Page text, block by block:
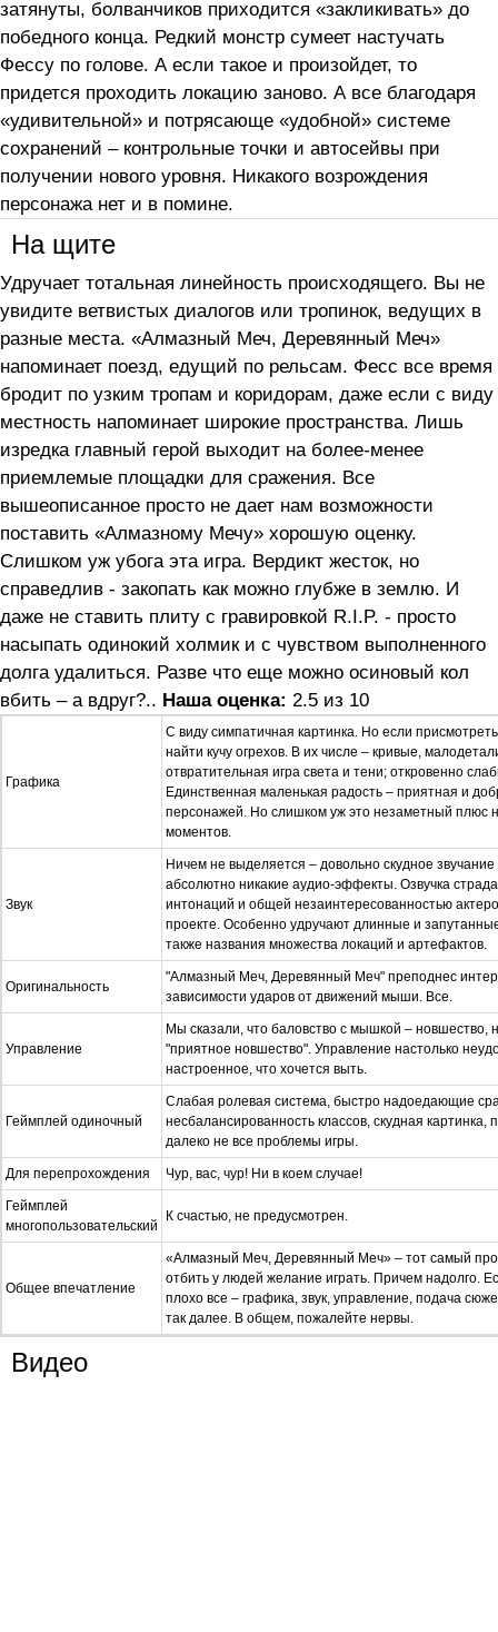
затянуты, болванчиков приходится «закликивать» до
победного конца. Редкий монстр сумеет настучать
Фессу по голове. А если такое и произойдет, то
придется проходить локацию заново. А все благодаря
«удивительной» и потрясающе «удобной» системе
сохранений – контрольные точки и автосейвы при
получении нового уровня. Никакого возрождения
персонажа нет и в помине.
На щите
Удручает тотальная линейность происходящего. Вы не
увидите ветвистых диалогов или тропинок, ведущих в
разные места. «Алмазный Меч, Деревянный Меч»
напоминает поезд, едущий по рельсам. Фесс все время
бродит по узким тропам и коридорам, даже если с виду
местность напоминает широкие пространства. Лишь
изредка главный герой выходит на более-менее
приемлемые площадки для сражения. Все
вышеописанное просто не дает нам возможности
поставить «Алмазному Мечу» хорошую оценку.
Слишком уж убога эта игра. Вердикт жесток, но
справедлив - закопать как можно глубже в землю. И
даже не ставить плиту с гравировкой R.I.P. - просто
насыпать одинокий холмик и с чувством выполненного
долга удалиться. Разве что еще можно осиновый кол
вбить – а вдруг?.. Наша оценка: 2.5 из 10
Графика
С виду симпатичная картинка. Но если
найти кучу огрехов. В их числе – кривые,
отвратительная игра света и тени; откровенно
Единственная маленькая радость – приятная и
персонажей. Но слишком уж это незаметный плюс
моментов.
Звук
Ничем не выделяется – довольно скудное
абсолютно никакие аудио-эффекты. Озвучка
интонаций и общей незаинтересованностью
проекте. Особенно удручают длинные и
также названия множества локаций и артефактов.
Оригинальность
"Алмазный Меч, Деревянный Меч" преподнес
зависимости ударов от движений мыши. Все.
Управление
Мы сказали, что баловство с мышкой – новшество,
"приятное новшество". Управление настолько
настроенное, что хочется выть.
Геймплей одиночный
Слабая ролевая система, быстро надоедающие
несбалансированность классов, скудная картинка,
далеко не все проблемы игры.
Для перепрохождения Чур, вас, чур! Ни в коем случае!
Геймплей
многопользовательский
К счастью, не предусмотрен.
Общее впечатление
«Алмазный Меч, Деревянный Меч» – тот самый
отбить у людей желание играть. Причем надолго.
плохо все – графика, звук, управление, подача
так далее. В общем, пожалейте нервы.
Видео